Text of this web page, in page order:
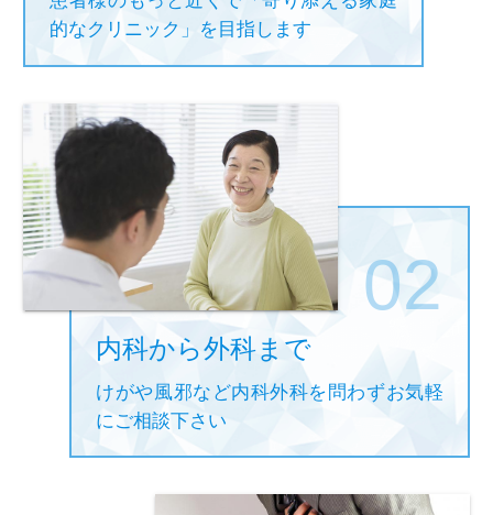
的なクリニック」を目指します
内科から外科まで
けがや風邪など内科外科を問わずお気軽
にご相談下さい